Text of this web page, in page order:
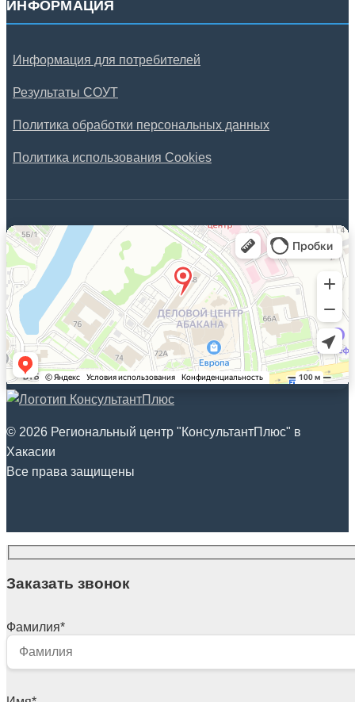
ИНФОРМАЦИЯ
Информация для потребителей
Результаты СОУТ
Политика обработки персональных данных
Политика использования Cookies
© 2026 Региональный центр "КонсультантПлюс" в
Хакасии
Все права защищены
Заказать звонок
Фамилия*